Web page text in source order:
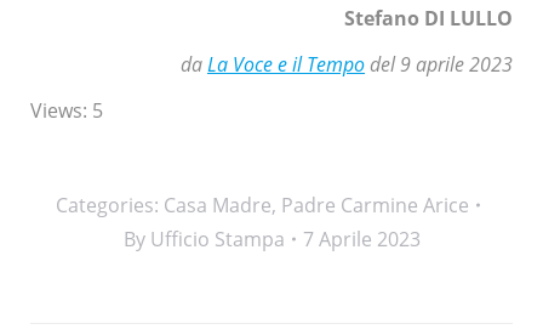
Stefano DI LULLO
daLa Voce e il Tempo del 9 aprile 2023
Views: 5
Categories: Casa Madre, Padre Carmine Arice
By Ufficio Stampa 7 Aprile 2023